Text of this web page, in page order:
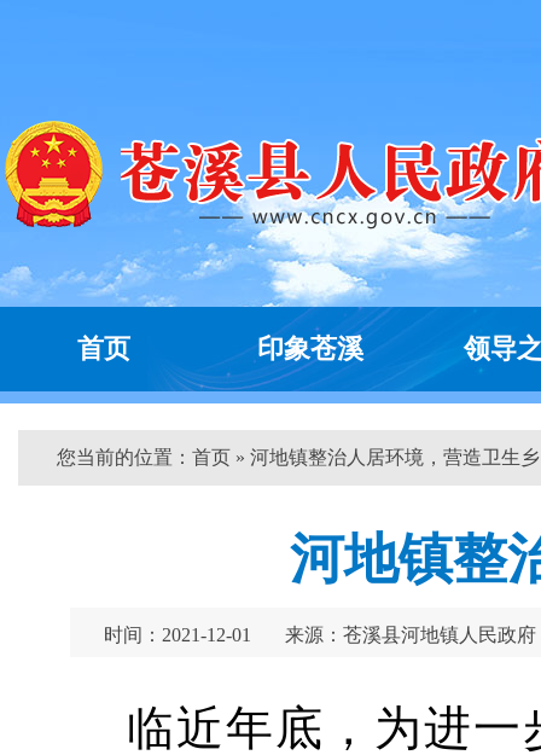
首页 印象苍溪 领导
您当前的位置： 首页 » 河地镇整治人居环境，营造卫生
河地镇整
时间：2021-12-01 来源：苍溪县河地镇人民政府
临近年底，为进